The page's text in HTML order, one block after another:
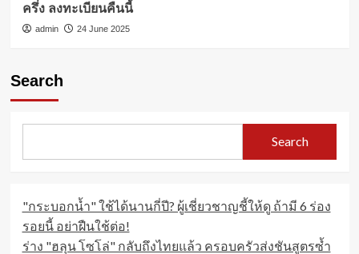
ครึ่ง ลงทะเบียนคืนนี้
admin 24 June 2025
Search
Search
"กระบอกน้ำ" ใช้ได้นานกี่ปี? ผู้เชี่ยวชาญชี้ให้ดู ถ้ามี 6 ร่อง
รอยนี้ อย่าฝืนใช้ต่อ!
ร่าง "ฮลุน โซโล่" กลับถึงไทยแล้ว ครอบครัวส่งชันสูตรซ้ำ